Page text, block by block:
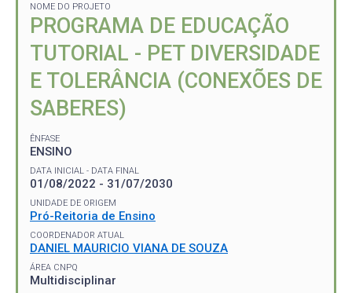
NOME DO PROJETO
PROGRAMA DE EDUCAÇÃO
TUTORIAL - PET DIVERSIDADE
E TOLERÂNCIA (CONEXÕES DE
SABERES)
ÊNFASE
ENSINO
DATA INICIAL - DATA FINAL
01/08/2022 - 31/07/2030
UNIDADE DE ORIGEM
Pró-Reitoria de Ensino
COORDENADOR ATUAL
DANIEL MAURICIO VIANA DE SOUZA
ÁREA CNPQ
Multidisciplinar